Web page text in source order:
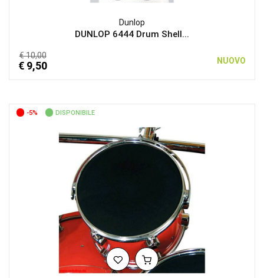
Dunlop
DUNLOP 6444 Drum Shell...
€ 10,00
€ 9,50 NUOVO
-5% DISPONIBILE